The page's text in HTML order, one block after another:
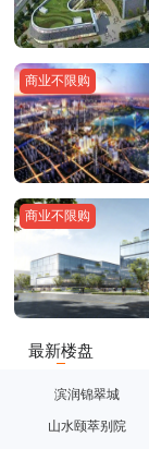
商业不限购
商业不限购
最新楼盘
滨润锦翠城
山水颐萃别院